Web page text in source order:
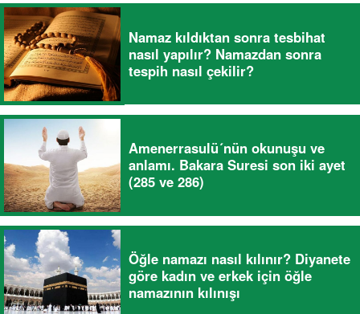
Namaz kıldıktan sonra tesbihat
nasıl yapılır? Namazdan sonra
tespih nasıl çekilir?
Amenerrasulü´nün okunuşu ve
anlamı. Bakara Suresi son iki ayet
(285 ve 286)
Öğle namazı nasıl kılınır? Diyanete
göre kadın ve erkek için öğle
namazının kılınışı